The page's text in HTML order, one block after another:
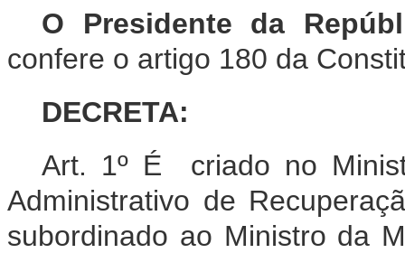
O Presidente da
confere o artigo 180 da
DECRETA:
Art. 1º É criado no
Administrativo de
subordinado ao Ministro da